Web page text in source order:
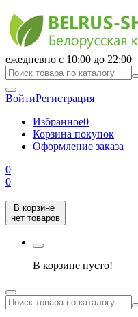
ежедневно с 10:00 до 22:00
ВойтиРегистрация
Избранное0
Корзина покупок
Оформление заказа
0
0
В корзине
нет товаров
В корзине пусто!